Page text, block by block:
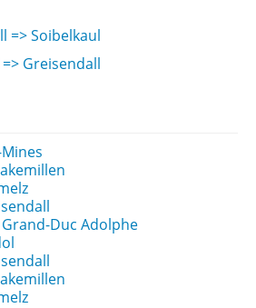
=> Soibelkaul
Greisendall
Duc Adolphe